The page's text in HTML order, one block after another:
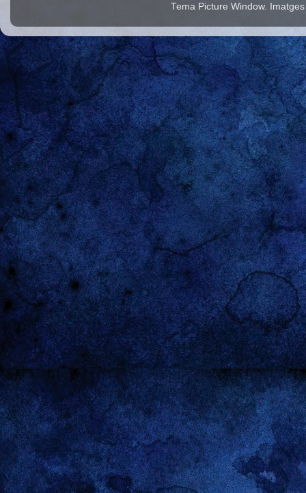
Tema Picture Window.